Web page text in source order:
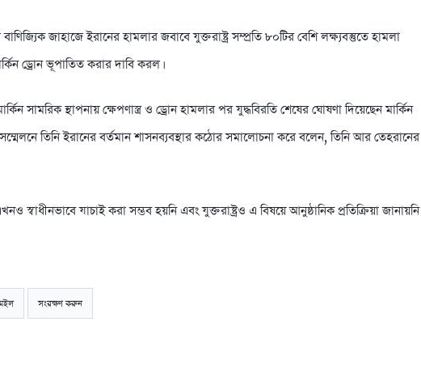
জাহাজে ইরানের হামলার জবাবে যুক্তরাষ্ট্র সম্প্রতি ৮০টির বেশি লক্ষ্যবস্তুতে হামলা
ড্রোন ভূপাতিত করার দাবি করল।
সামরিক স্থাপনায় ক্ষেপণাস্ত্র ও ড্রোন হামলার পর যুদ্ধবিরতি শেষের ঘোষণা দিয়েছেন মার্কিন
সম্মেলনে তিনি ইরানের বর্তমান শাসনব্যবস্থার কঠোর সমালোচনা করে বলেন, তিনি আর তেহরানের
স্বাধীনভাবে যাচাই করা সম্ভব হয়নি এবং যুক্তরাষ্ট্রও এ বিষয়ে আনুষ্ঠানিক প্রতিক্রিয়া জানায়নি।
সংরক্ষণ করুন